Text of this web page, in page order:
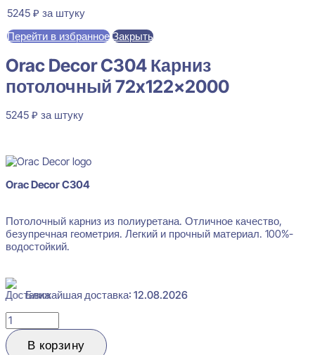
5245 ₽ за штуку
Перейти в избранное Закрыть
Orac Decor C304 Карниз
потолочный 72x122x2000
5245 ₽ за штуку
Orac Decor C304
Потолочный карниз из полиуретана. Отличное качество,
безупречная геометрия. Легкий и прочный материал. 100%-
водостойкий.
Ближайшая доставка: 12.08.2026
Количество
товара
Orac
В корзину